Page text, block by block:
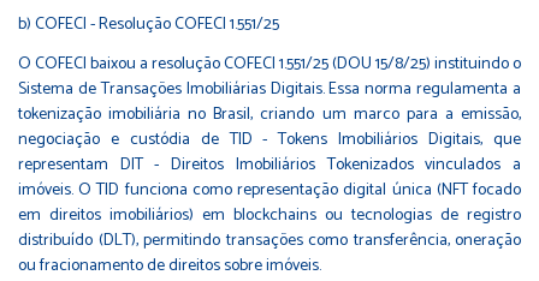
b) COFECI - Resolução COFECI 1.551/25
O COFECI baixou a resolução COFECI 1.551/25 (DOU 15/8/25) instituindo o
Sistema de Transações Imobiliárias Digitais. Essa norma regulamenta a
tokenização imobiliária no Brasil, criando um marco para a emissão,
negociação e custódia de TID - Tokens Imobiliários Digitais, que
representam DIT - Direitos Imobiliários Tokenizados vinculados a
imóveis. O TID funciona como representação digital única (NFT focado
em direitos imobiliários) em blockchains ou tecnologias de registro
distribuído (DLT), permitindo transações como transferência, oneração
ou fracionamento de direitos sobre imóveis.